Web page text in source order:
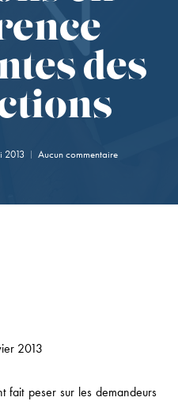
des
2013 Aucun commentaire
2013
fait peser sur les demandeurs